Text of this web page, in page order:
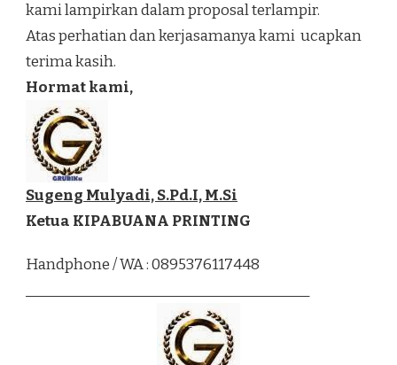
kami lampirkan dalam proposal terlampir.
Atas perhatian dan kerjasamanya kami ucapkan
terima kasih.
Hormat kami,
Sugeng Mulyadi, S.Pd.I, M.Si
Ketua KIPABUANA PRINTING
Handphone / WA : 0895376117448